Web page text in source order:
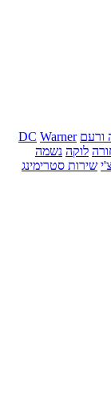
ורעם DC Warner
לוקה נשמה
שירות סטרימינג